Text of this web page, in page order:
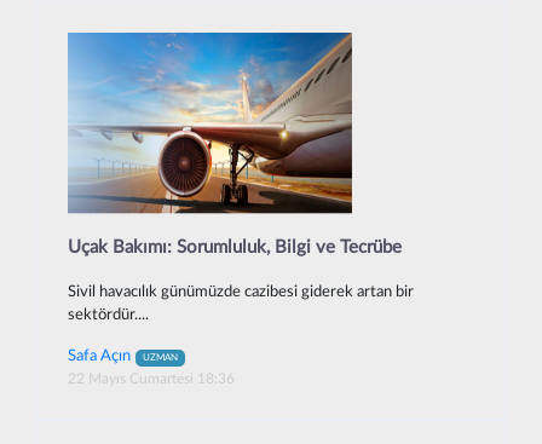
Uçak Bakımı: Sorumluluk, Bilgi ve Tecrübe
Sivil havacılık günümüzde cazibesi giderek artan bir
sektördür....
Safa Açın UZMAN
22 Mayıs Cumartesi 18:36